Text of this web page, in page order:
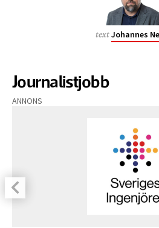
text Johannes
Journalistjobb
ANNONS